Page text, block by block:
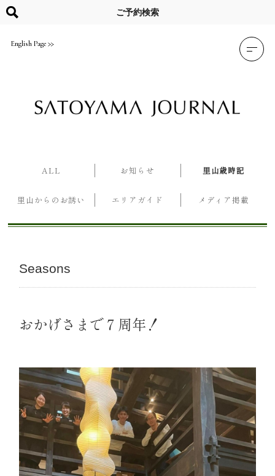
content
English Page
ご予約検索
ALL お知らせ 里山歳時記
里山からのお誘い エリアガイド メディア掲載
Seasons
おかげさまで７周年！